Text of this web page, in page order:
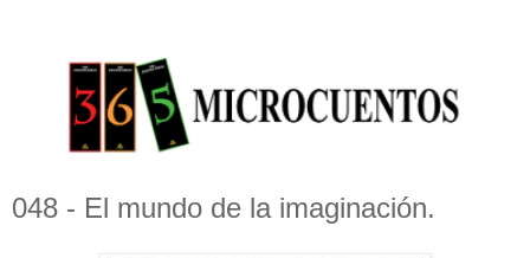
048 - El mundo de la imaginación.